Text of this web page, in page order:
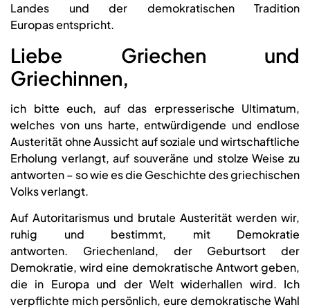
Landes und der demokratischen Tradition
Europas entspricht.
Liebe Griechen und
Griechinnen,
ich bitte euch, auf das erpresserische Ultimatum,
welches von uns harte, entwürdigende und endlose
Austerität ohne Aussicht auf soziale und wirtschaftliche
Erholung verlangt, auf souveräne und stolze Weise zu
antworten – so wie es die Geschichte des griechischen
Volks verlangt.
Auf Autoritarismus und brutale Austerität werden wir,
ruhig und bestimmt, mit Demokratie
antworten. Griechenland, der Geburtsort der
Demokratie, wird eine demokratische Antwort geben,
die in Europa und der Welt widerhallen wird. Ich
verpflichte mich persönlich, eure demokratische Wahl